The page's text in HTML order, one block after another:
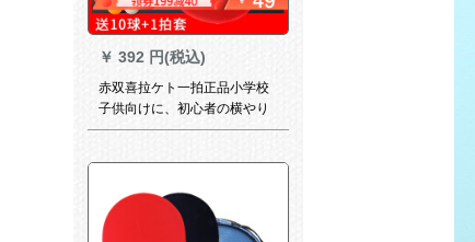
￥ 392 円(税込)
赤双喜拉ケト一拍正品小学校
子供向けに、初心者の横やり
ぐぐるの逆ゴム制品の写真